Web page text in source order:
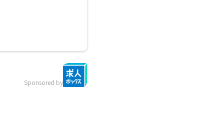
Sponsored by